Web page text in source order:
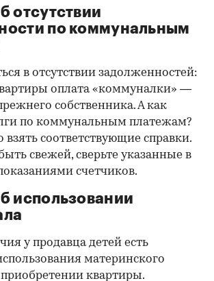
отсутствии
по коммунальным
в отсутствии задолженностей:
оплата «коммуналки» —
собственника. А как
по коммунальным платежам?
взять соответствующие справки.
свежей, сверьте указанные в
счетчиков.
использовании
у продавца детей есть
материнского
квартиры.